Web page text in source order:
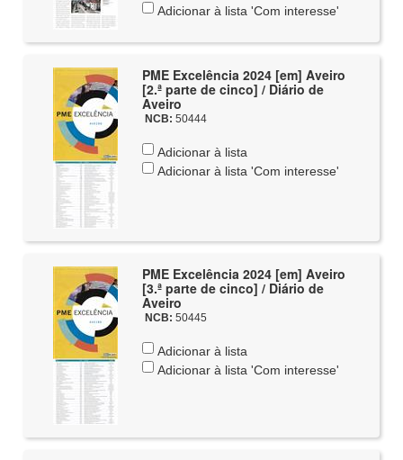
Adicionar à lista 'Com interesse'
PME Excelência 2024 [em] Aveiro
[2.ª parte de cinco] / Diário de
Aveiro
NCB: 50444
Adicionar à lista
Adicionar à lista 'Com interesse'
PME Excelência 2024 [em] Aveiro
[3.ª parte de cinco] / Diário de
Aveiro
NCB: 50445
Adicionar à lista
Adicionar à lista 'Com interesse'